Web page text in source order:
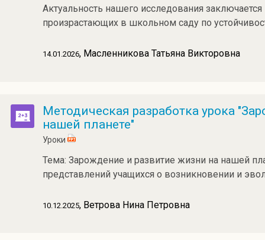
Актуальность нашего исследования
произрастающих в школьном саду по
14.01.2026, Масленникова Татьяна Викторовна
Методическая разработка урока
нашей планете"
Уроки
Тема: Зарождение и развитие жизни на нашей
представлений учащихся о возникновении и
10.12.2025, Ветрова Нина Петровна